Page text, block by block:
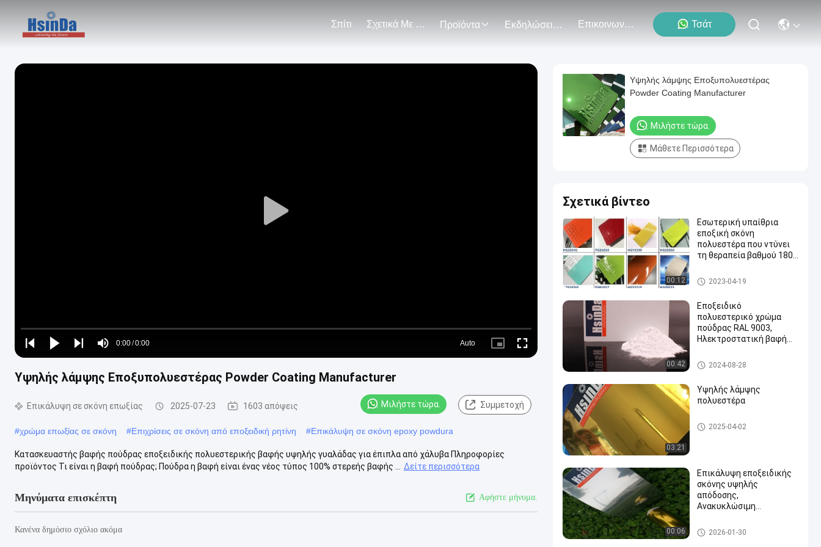
Σπίτι Σχετικά Με Εμάς Προϊόντα Εκδηλώσεις Επικοινωνήστε Μαζί Μας Τσάτ
Play
Play
Play
Play
Mute
Time
0:00/0:00
Loaded:
0%
Auto
Picture- Fullscreen
Υψηλής λάμψης Εποξυπολυεστέρας Powder Coating Manufacturer
Επικάλυψη σε σκόνη επωξίας 2025-07-23 1603 απόψεις Μιλήστε τώρα. Συμμετοχή
#χρώμα επωξίας σε σκόνη #Επιχρίσεις σε σκόνη από εποξειδική ρητίνη #Επικάλυψη σε σκόνη epoxy powdura
Κατασκευαστής βαφής πούδρας εποξειδικής πολυεστερικής βαφής υψηλής γυαλάδας για έπιπλα από χάλυβα Πληροφορίες
προϊόντος Τι είναι η βαφή πούδρας; Πούδρα η βαφή είναι ένας νέος τύπος 100% στερεής βαφής ...
Δείτε περισσότερα
Μηνύματα επισκέπτη Αφήστε μήνυμα.
Κανένα δημόσιο σχόλιο ακόμα
Υψηλής λάμψης Εποξυπολυεστέρας
Powder Coating Manufacturer
Μιλήστε τώρα.
Μάθετε Περισσότερα
Σχετικά βίντεο
00:12
Εσωτερική υπαίθρια
εποξική σκόνη
πολυεστέρα που ντύνει
τη θεραπεία βαθμού 180-
Επικάλυψη σε σκόνη από επω
ξικό πολυεστέρα
2023-04-19
00:42
Εποξειδικό
πολυεστερικό χρώμα
πούδρας RAL 9003,
Ηλεκτροστατική βαφή
Επικάλυψη σε σκόνη από επω
ξικό πολυεστέρα
2024-08-28
03:21
Υψηλής λάμψης
πολυεστέρα
Επιχρισμός σκόνης από πολυ
εστέρα
2025-04-02
00:06
Επικάλυψη εποξειδικής
σκόνης υψηλής
απόδοσης,
Ανακυκλώσιμη
για μεταλλικό φινίρισμα
Επικάλυψη σε σκόνη επωξία
ς
2026-01-30